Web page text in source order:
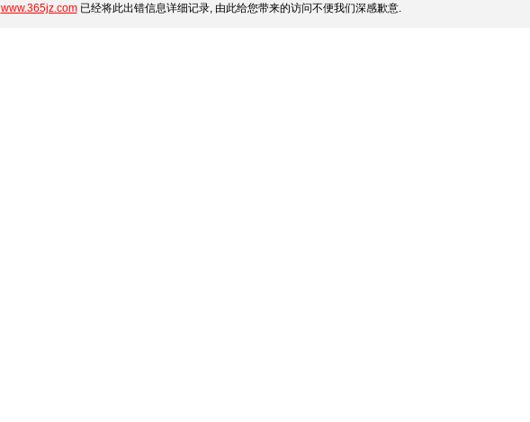
www.365jz.com已经将此出错信息详细记录, 由此给您带来的访问不便我们深感歉意.